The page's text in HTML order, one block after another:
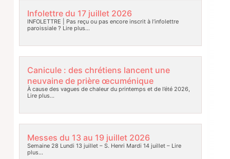
Infolettre du 17 juillet 2026
INFOLETTRE | Pas reçu ou pas encore inscrit à l’infolettre
paroissiale ? Lire plus…
Canicule : des chrétiens lancent une
neuvaine de prière œcuménique
À cause des vagues de chaleur du printemps et de l’été 2026,
Lire plus…
Messes du 13 au 19 juillet 2026
Semaine 28 Lundi 13 juillet – S. Henri Mardi 14 juillet –Lire
plus…